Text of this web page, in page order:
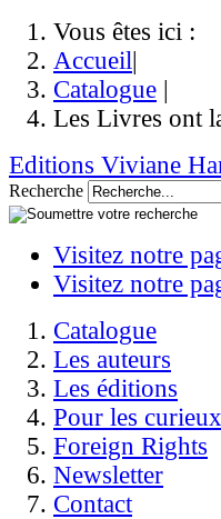
Vous êtes ici :
Accueil|
Catalogue |
Les Livres ont
Editions Viviane
Recherche
Visitez notre
Visitez notre
Catalogue
Les auteurs
Les éditions
Pour les curieux
Foreign Rights
Newsletter
Contact